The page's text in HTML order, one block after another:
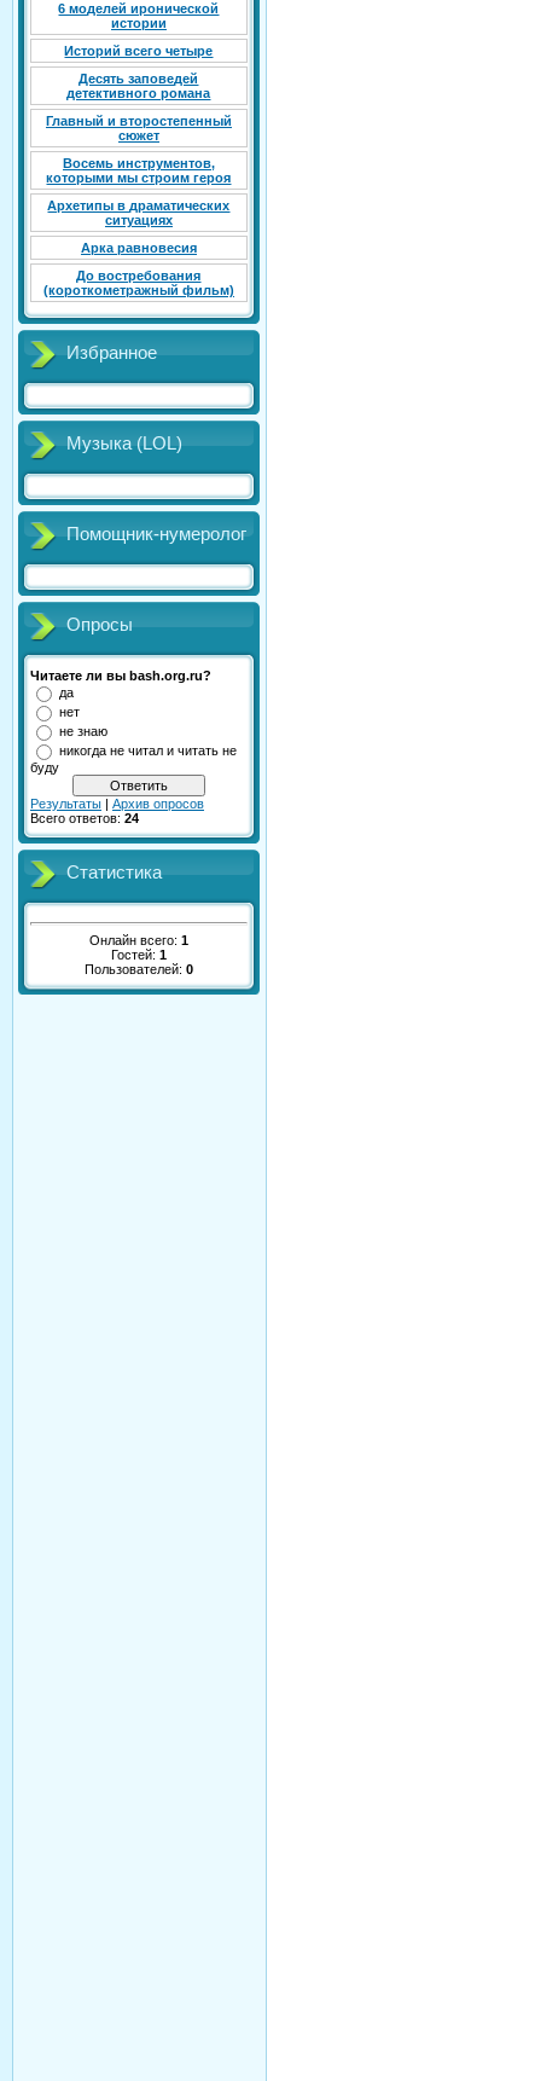
6 моделей иронической
истории
Историй всего четыре
Десять заповедей
детективного романа
Главный и второстепенный
сюжет
Восемь инструментов,
которыми мы строим героя
Архетипы в драматических
ситуациях
Арка равновесия
До востребования
(короткометражный фильм)
Избранное
Музыка (LOL)
Помощник-нумеролог
Опросы
Читаете ли вы bash.org.ru?
да
нет
не знаю
никогда не читал и читать не
буду
Результаты | Архив опросов
Всего ответов: 24
Статистика
Онлайн всего: 1
Гостей: 1
Пользователей: 0